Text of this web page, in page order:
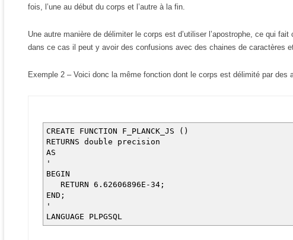
fois, l’une au début du corps et l’autre à la fin.
Une autre manière de délimiter le corps est d’utiliser l’apostrophe, ce qui
dans ce cas il peut y avoir des confusions avec des chaines de caractères
Exemple 2 – Voici donc la même fonction dont le corps est délimité par des
CREATE FUNCTION F_PLANCK_JS ()
RETURNS double precision
AS
'
BEGIN
RETURN 6.62606896E-34;
END;
'
LANGUAGE PLPGSQL